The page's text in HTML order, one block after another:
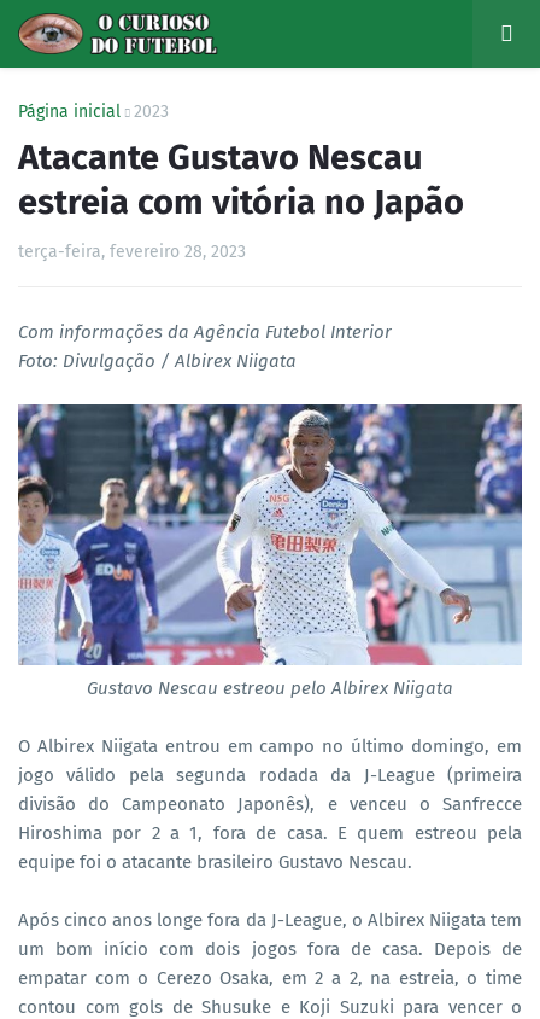
Página inicial 2023
Atacante Gustavo Nescau
estreia com vitória no Japão
terça-feira, fevereiro 28, 2023
Com informações da Agência Futebol Interior
Foto: Divulgação / Albirex Niigata
Gustavo Nescau estreou pelo Albirex Niigata
O Albirex Niigata entrou em campo no último domingo, em
jogo válido pela segunda rodada da J-League (primeira
divisão do Campeonato Japonês), e venceu o Sanfrecce
Hiroshima por 2 a 1, fora de casa. E quem estreou pela
equipe foi o atacante brasileiro Gustavo Nescau.
Após cinco anos longe fora da J-League, o Albirex Niigata tem
um bom início com dois jogos fora de casa. Depois de
empatar com o Cerezo Osaka, em 2 a 2, na estreia, o time
contou com gols de Shusuke e Koji Suzuki para vencer o